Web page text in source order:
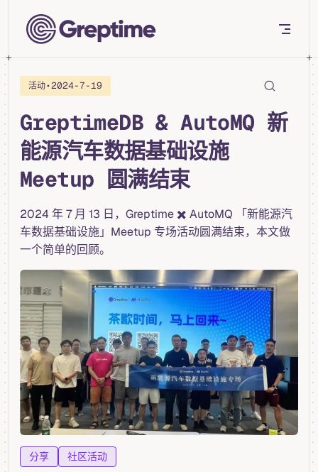
Skip to content
活动•2024-7-19
GreptimeDB & AutoMQ 新
能源汽车数据基础设施
Meetup 圆满结束
2024 年 7 月 13 日，Greptime ✖️ AutoMQ 「新能源汽
车数据基础设施」Meetup 专场活动圆满结束，本文做
一个简单的回顾。
分享 社区活动